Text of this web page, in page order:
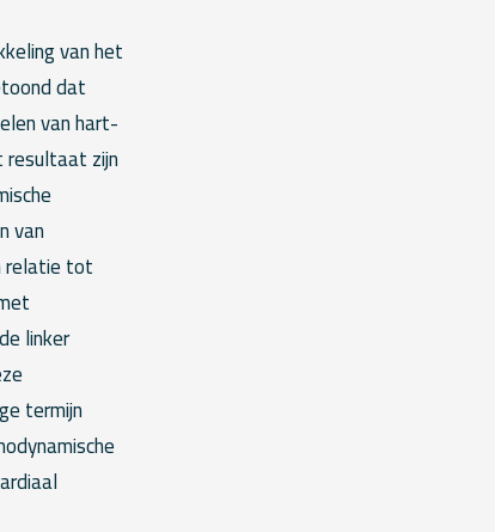
van het
dat
van hart-
resultaat zijn
van
relatie tot
linker
termijn